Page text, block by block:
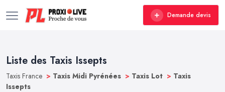
Demande devis
Liste des Taxis Issepts
Taxis France > Taxis Midi Pyrénées > Taxis Lot > Taxis
Issepts